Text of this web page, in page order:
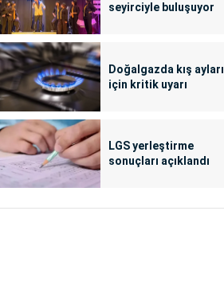
seyirciyle buluşuyor
Doğalgazda kış ayları
için kritik uyarı
LGS yerleştirme
sonuçları açıklandı